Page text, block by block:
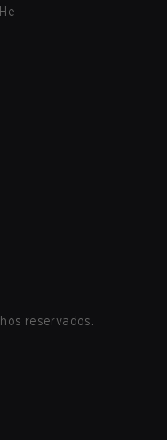
reservados.